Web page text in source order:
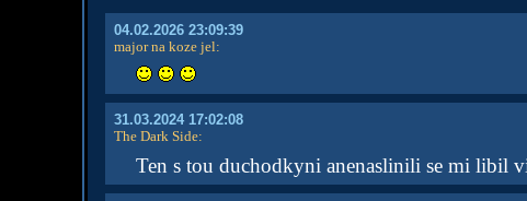
04.02.2026 23:09:39
major na koze jel:
31.03.2024 17:02:08
The Dark Side:
Ten s tou duchodkyni anenaslinili se mi libil